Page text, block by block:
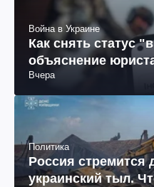
Война в Украине
Как снять статус
объяснение
Вчера
Политика
Россия стремится
украинский тыл.